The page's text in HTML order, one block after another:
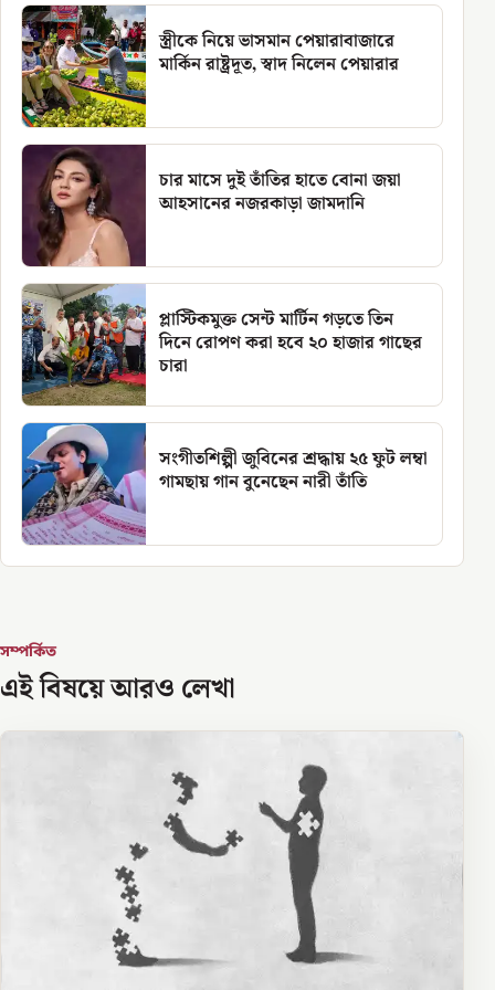
স্ত্রীকে নিয়ে ভাসমান পেয়ারাবাজারে
মার্কিন রাষ্ট্রদূত, স্বাদ নিলেন পেয়ারার
চার মাসে দুই তাঁতির হাতে বোনা জয়া
আহসানের নজরকাড়া জামদানি
প্লাস্টিকমুক্ত সেন্ট মার্টিন গড়তে তিন
দিনে রোপণ করা হবে ২০ হাজার গাছের
চারা
সংগীতশিল্পী জুবিনের শ্রদ্ধায় ২৫ ফুট লম্বা
গামছায় গান বুনেছেন নারী তাঁতি
সম্পর্কিত
এই বিষয়ে আরও লেখা